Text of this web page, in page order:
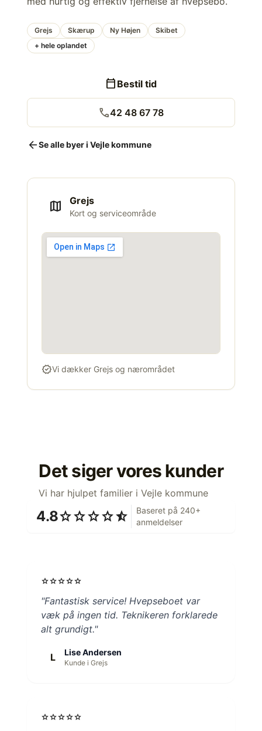
Grejs Skærup Ny Højen
Skibet
+ hele oplandet
calendar_today Bestil tid
call42 48 67 78
arrow_backSe alle byer i Vejle kommune
map Grejs
Kort og serviceområde
verifiedVi dækker Grejs og nærområdet
Det siger vores kunder
Vi har hjulpet familier i Vejle kommune
4.8starstarstarstarstar_half
Baseret på 240+
anmeldelser
starstarstarstarstar
"Fantastisk service! Hvepseboet var
væk på ingen tid. Teknikeren forklarede
alt grundigt."
L Lise Andersen
Kunde i Grejs
starstarstarstarstar